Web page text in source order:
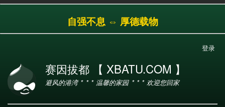
转
到
内
容
自强不息 ⇔ 厚德载物
户
登录
赛因拔都 【 XBATU.COM 】
避风的港湾 * * * 温馨的家园 * * * 欢迎您回家